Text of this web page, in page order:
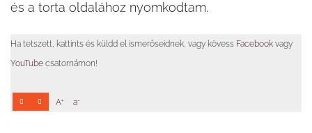
és a torta oldalához nyomkodtam.
Ha tetszett, kattints és küldd el ismerőseidnek, vagy kövess Facebook vagy
YouTube csatornámon!
A+ a-